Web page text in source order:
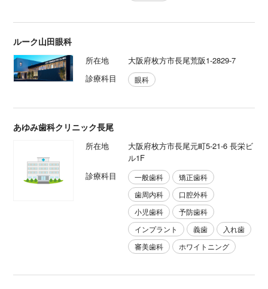
ルーク山田眼科
所在地
大阪府枚方市長尾荒阪1-2829-7
診療科目
眼科
あゆみ歯科クリニック長尾
所在地
大阪府枚方市長尾元町5-21-6 長栄ビ
ル1F
診療科目
一般歯科
矯正歯科
歯周内科
口腔外科
小児歯科
予防歯科
インプラント
義歯
入れ歯
審美歯科
ホワイトニング